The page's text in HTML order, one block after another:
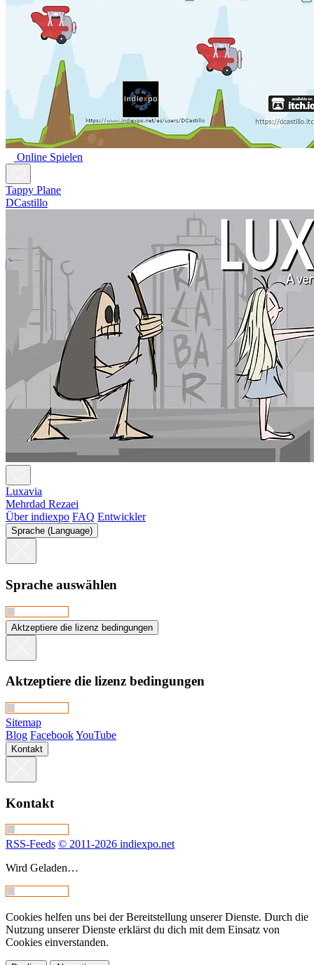
Online Spielen
Tappy Plane
DCastillo
Luxavia
Mehrdad Rezaei
Über indiexpo FAQ Entwickler
Sprache (Language)
Sprache auswählen
Aktzeptiere die lizenz bedingungen
Aktzeptiere die lizenz bedingungen
Sitemap
Blog FacebookYouTube
Kontakt
Kontakt
RSS-Feeds © 2011-2026 indiexpo.net
Wird Geladen…
Cookies helfen uns bei der Bereitstellung unserer Dienste. Durch die
Nutzung unserer Dienste erklärst du dich mit dem Einsatz von
Cookies einverstanden.